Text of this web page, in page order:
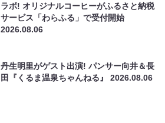
ラボ! オリジナルコーヒーがふるさと納税
サービス「わらふる」で受付開始
2026.08.06
丹生明里がゲスト出演! パンサー向井＆長
田『くるま温泉ちゃんねる』2026.08.06